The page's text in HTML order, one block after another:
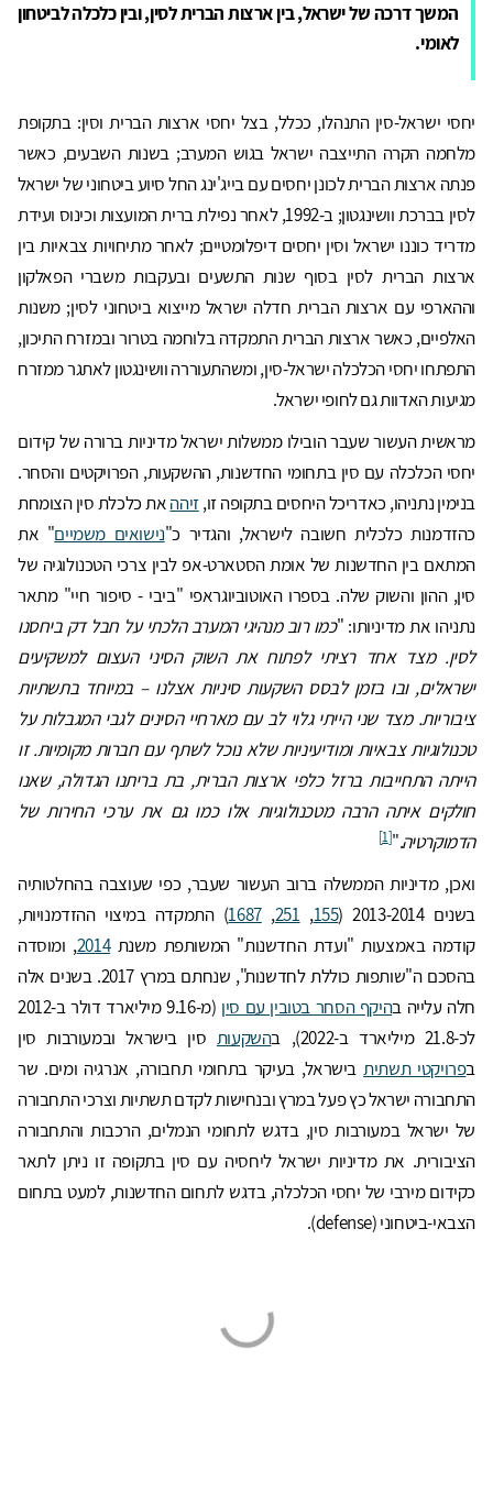
המשך דרכה של ישראל, בין ארצות הברית לסין, ובין כלכלה לביטחון
לאומי.
יחסי ישראל-סין התנהלו, ככלל, בצל יחסי ארצות הברית וסין: בתקופת
מלחמה הקרה התייצבה ישראל בגוש המערב; בשנות השבעים, כאשר
פנתה ארצות הברית לכונן יחסים עם בייג'ינג החל סיוע ביטחוני של ישראל
לסין בברכת וושינגטון; ב-1992, לאחר נפילת ברית המועצות וכינוס ועידת
מדריד כוננו ישראל וסין יחסים דיפלומטיים; לאחר מתיחויות צבאיות בין
ארצות הברית לסין בסוף שנות התשעים ובעקבות משברי הפאלקון
וההארפי עם ארצות הברית חדלה ישראל מייצוא ביטחוני לסין; משנות
האלפיים, כאשר ארצות הברית התמקדה בלוחמה בטרור ובמזרח התיכון,
התפתחו יחסי הכלכלה ישראל-סין, ומשהתעוררה וושינגטון לאתגר ממזרח
מגיעות האדוות גם לחופי ישראל.
מראשית העשור שעבר הובילו ממשלות ישראל מדיניות ברורה של קידום
יחסי הכלכלה עם סין בתחומי החדשנות, ההשקעות, הפרויקטים והסחר.
בנימין נתניהו, כאדריכל היחסים בתקופה זו,זיההאת כלכלת סין הצומחת
כהזדמנות כלכלית חשובה לישראל, והגדיר כ"נישואים משמיים" את
המתאם בין החדשנות של אומת הסטארט-אפ לבין צרכי הטכנולוגיה של
סין, ההון והשוק שלה. בספרו האוטוביוגראפי "ביבי - סיפור חיי" מתאר
נתניהו את מדיניותו: "כמו רוב מנהיגי המערב הלכתי על חבל דק ביחסנו
לסין. מצד אחד רציתי לפתוח את השוק הסיני העצום למשקיעים
ישראלים, ובו בזמן לבסס השקעות סיניות אצלנו – במיוחד בתשתיות
ציבוריות. מצד שני הייתי גלוי לב עם מארחיי הסינים לגבי המגבלות על
טכנולוגיות צבאיות ומודיעיניות שלא נוכל לשתף עם חברות מקומיות. זו
הייתה התחייבות ברזל כלפי ארצות הברית, בת בריתנו הגדולה, שאנו
חולקים איתה הרבה מטכנולוגיות אלו כמו גם את ערכי החירות של
הדמוקרטיה."
[1]
ואכן, מדיניות הממשלה ברוב העשור שעבר, כפי שעוצבה בהחלטותיה
בשנים 2013-2014 (
155
,
251
,
1687) התמקדה במיצוי ההזדמנויות,
קודמה באמצעות "ועדת החדשנות" המשותפת משנת2014, ומוסדה
בהסכם ה"שותפות כוללת לחדשנות", שנחתם במרץ 2017. בשנים אלה
חלה עלייה בהיקף הסחר בטובין עם סין
(מ-9.16 מיליארד דולר ב-2012
לכ-21.8 מיליארד ב-2022), ב
השקעות סין בישראל ובמעורבות סין
בפרויקטי תשתיתבישראל, בעיקר בתחומי תחבורה, אנרגיה ומים. שר
התחבורה ישראל כץ פעל במרץ ובנחישות לקדם תשתיות וצרכי התחבורה
של ישראל במעורבות סין, בדגש לתחומי הנמלים, הרכבות והתחבורה
הציבורית. את מדיניות ישראל ליחסיה עם סין בתקופה זו ניתן לתאר
כקידום מירבי של יחסי הכלכלה, בדגש לתחום החדשנות, למעט בתחום
הצבאי-ביטחוני (defense).